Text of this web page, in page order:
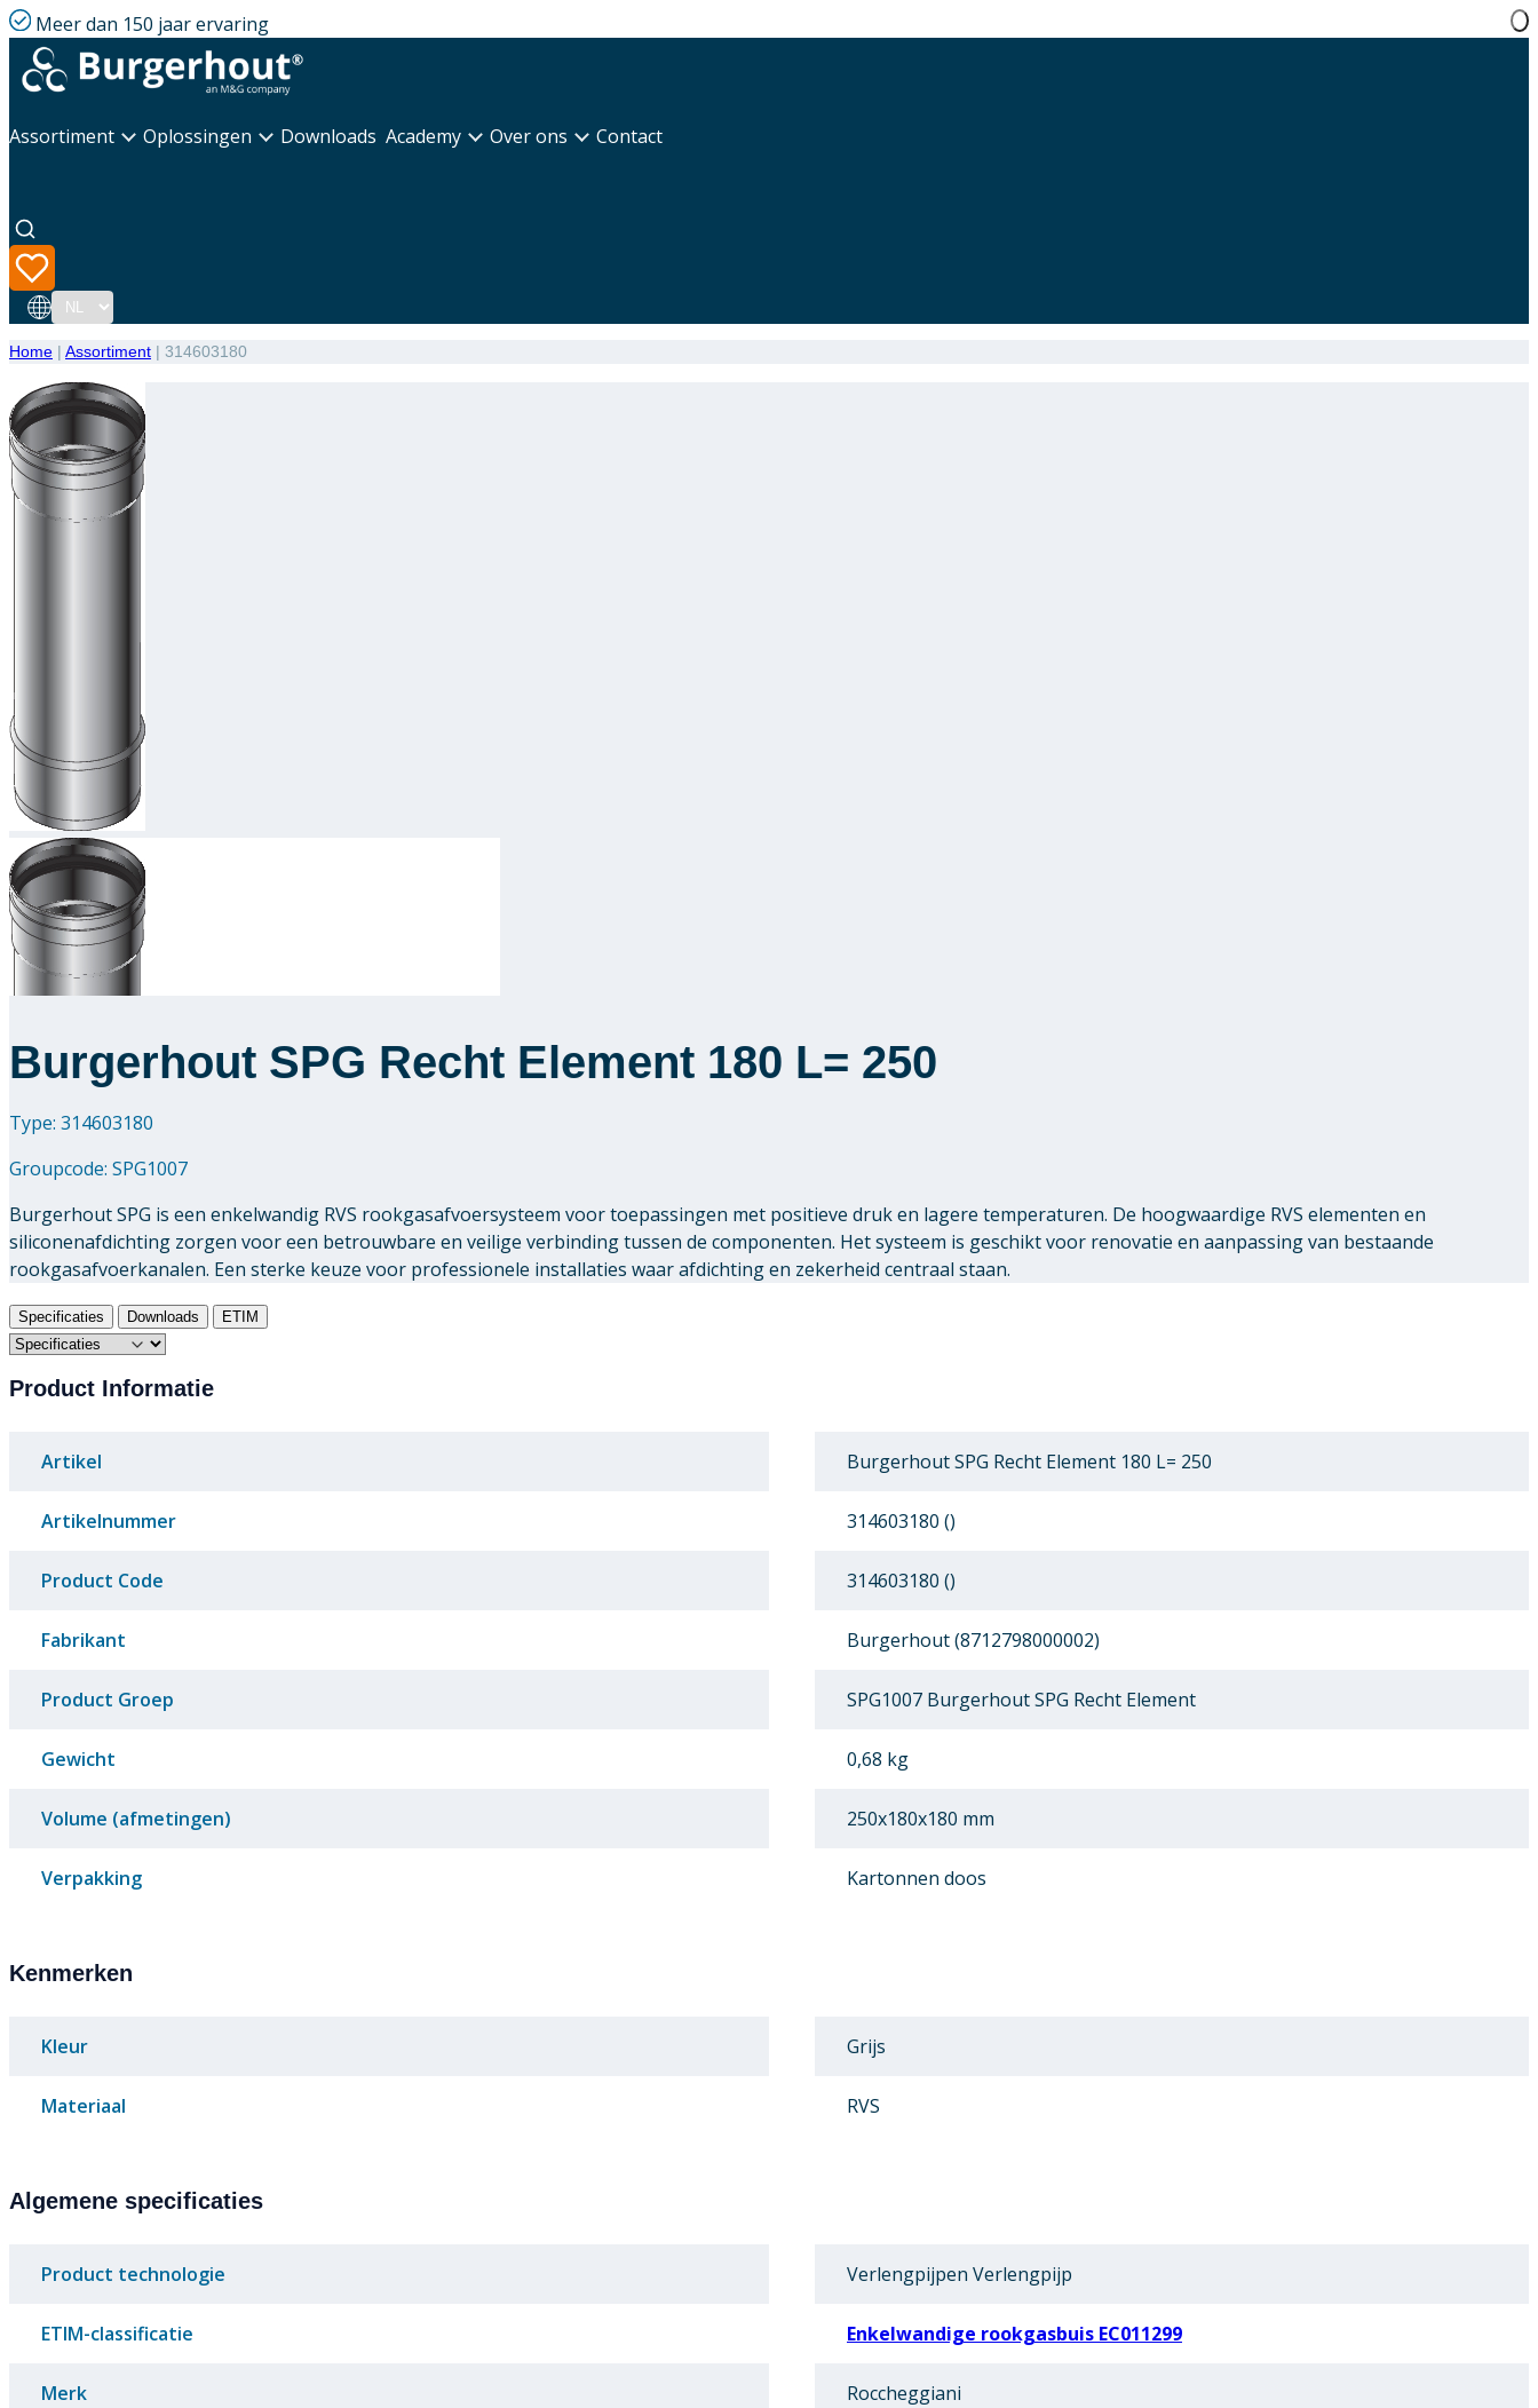
Meer dan 150 jaar ervaring
Assortiment Oplossingen Downloads Academy Over ons Contact
Taal
Home | Assortiment | 314603180
Burgerhout SPG Recht Element 180 L= 250
Type: 314603180
Groupcode: SPG1007
Burgerhout SPG is een enkelwandig RVS rookgasafvoersysteem voor toepassingen met positieve druk en lagere temperaturen. De hoogwaardige RVS elementen en
siliconenafdichting zorgen voor een betrouwbare en veilige verbinding tussen de componenten. Het systeem is geschikt voor renovatie en aanpassing van bestaande
rookgasafvoerkanalen. Een sterke keuze voor professionele installaties waar afdichting en zekerheid centraal staan.
Specificaties Downloads ETIM
Product Informatie
Artikel Burgerhout SPG Recht Element 180 L= 250
Artikelnummer 314603180 ()
Product Code 314603180 ()
Fabrikant Burgerhout (8712798000002)
Product Groep SPG1007 Burgerhout SPG Recht Element
Gewicht 0,68 kg
Volume (afmetingen) 250x180x180 mm
Verpakking Kartonnen doos
Kenmerken
Kleur Grijs
Materiaal RVS
Algemene specificaties
Product technologie Verlengpijpen Verlengpijp
ETIM-classificatie Enkelwandige rookgasbuis EC011299
Merk Roccheggiani